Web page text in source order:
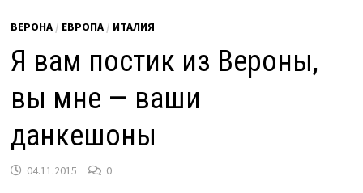
ВЕРОНА / ЕВРОПА / ИТАЛИЯ
Я вам постик из Вероны,
вы мне — ваши
данкешоны
04.11.2015 0